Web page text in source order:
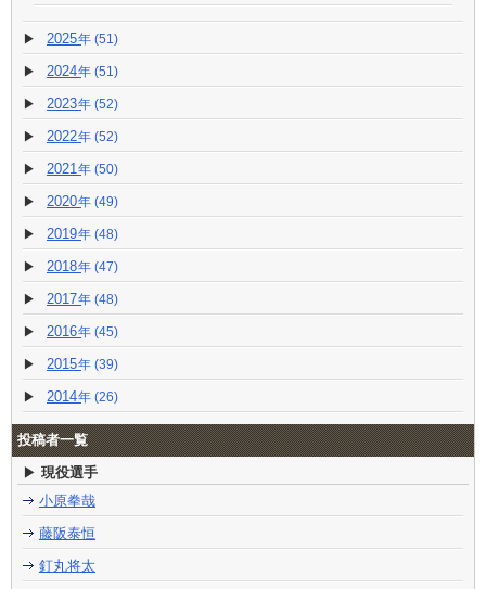
2025 (51)
2024 (51)
2023 (52)
2022 (52)
2021 (50)
2020 (49)
2019 (48)
2018 (47)
2017 (48)
2016 (45)
2015 (39)
2014 (26)
投稿者一覧
現役選手
小原拳哉
藤阪泰恒
釘丸将太